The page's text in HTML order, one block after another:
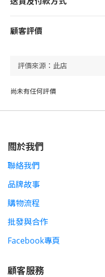
顧客評價
尚未有任何評價
關於我們
聯絡我們
品牌故事
購物流程
批發與合作
Facebook專頁
顧客服務